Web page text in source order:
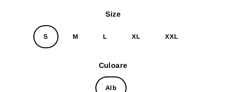
Size
S M L XL XXL
Culoare
Alb